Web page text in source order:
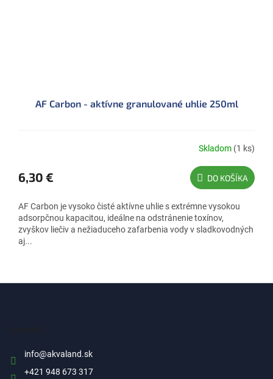
AF Carbon - aktívne granulované uhlie 250ml
Skladom (1 ks)
6,30 € DO KOŠÍKA
AF Carbon je vysoko čisté aktívne uhlie s extrémne vysokou
adsorpčnou kapacitou, ideálne na odstránenie toxínov,
zvyškov liečiv a nežiaduceho zafarbenia vody v sladkovodných
aj...
info@akvaland.sk
+421 948 673 317